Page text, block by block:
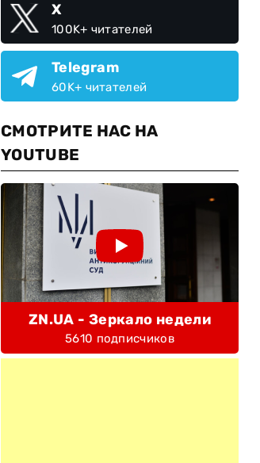
X
100K+ читателей
Telegram
60K+ читателей
СМОТРИТЕ НАС НА
YOUTUBE
ZN.UA - Зеркало недели
5610 подписчиков